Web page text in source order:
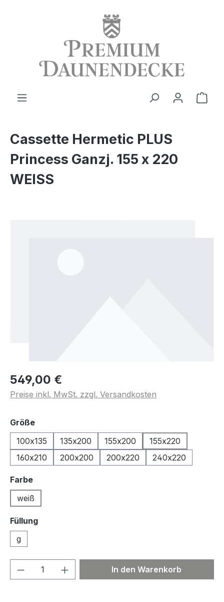
Cassette Hermetic PLUS
Princess Ganzj. 155 x 220
WEISS
549,00 €
Preise inkl. MwSt. zzgl. Versandkosten
Größeauswählen
100x135
135x200 155x200
155x220
160x210
200x200 200x220 240x220
Farbeauswählen
weiß
Füllung
g
Produkt Anzahl: Gib denIn den Warenkorb